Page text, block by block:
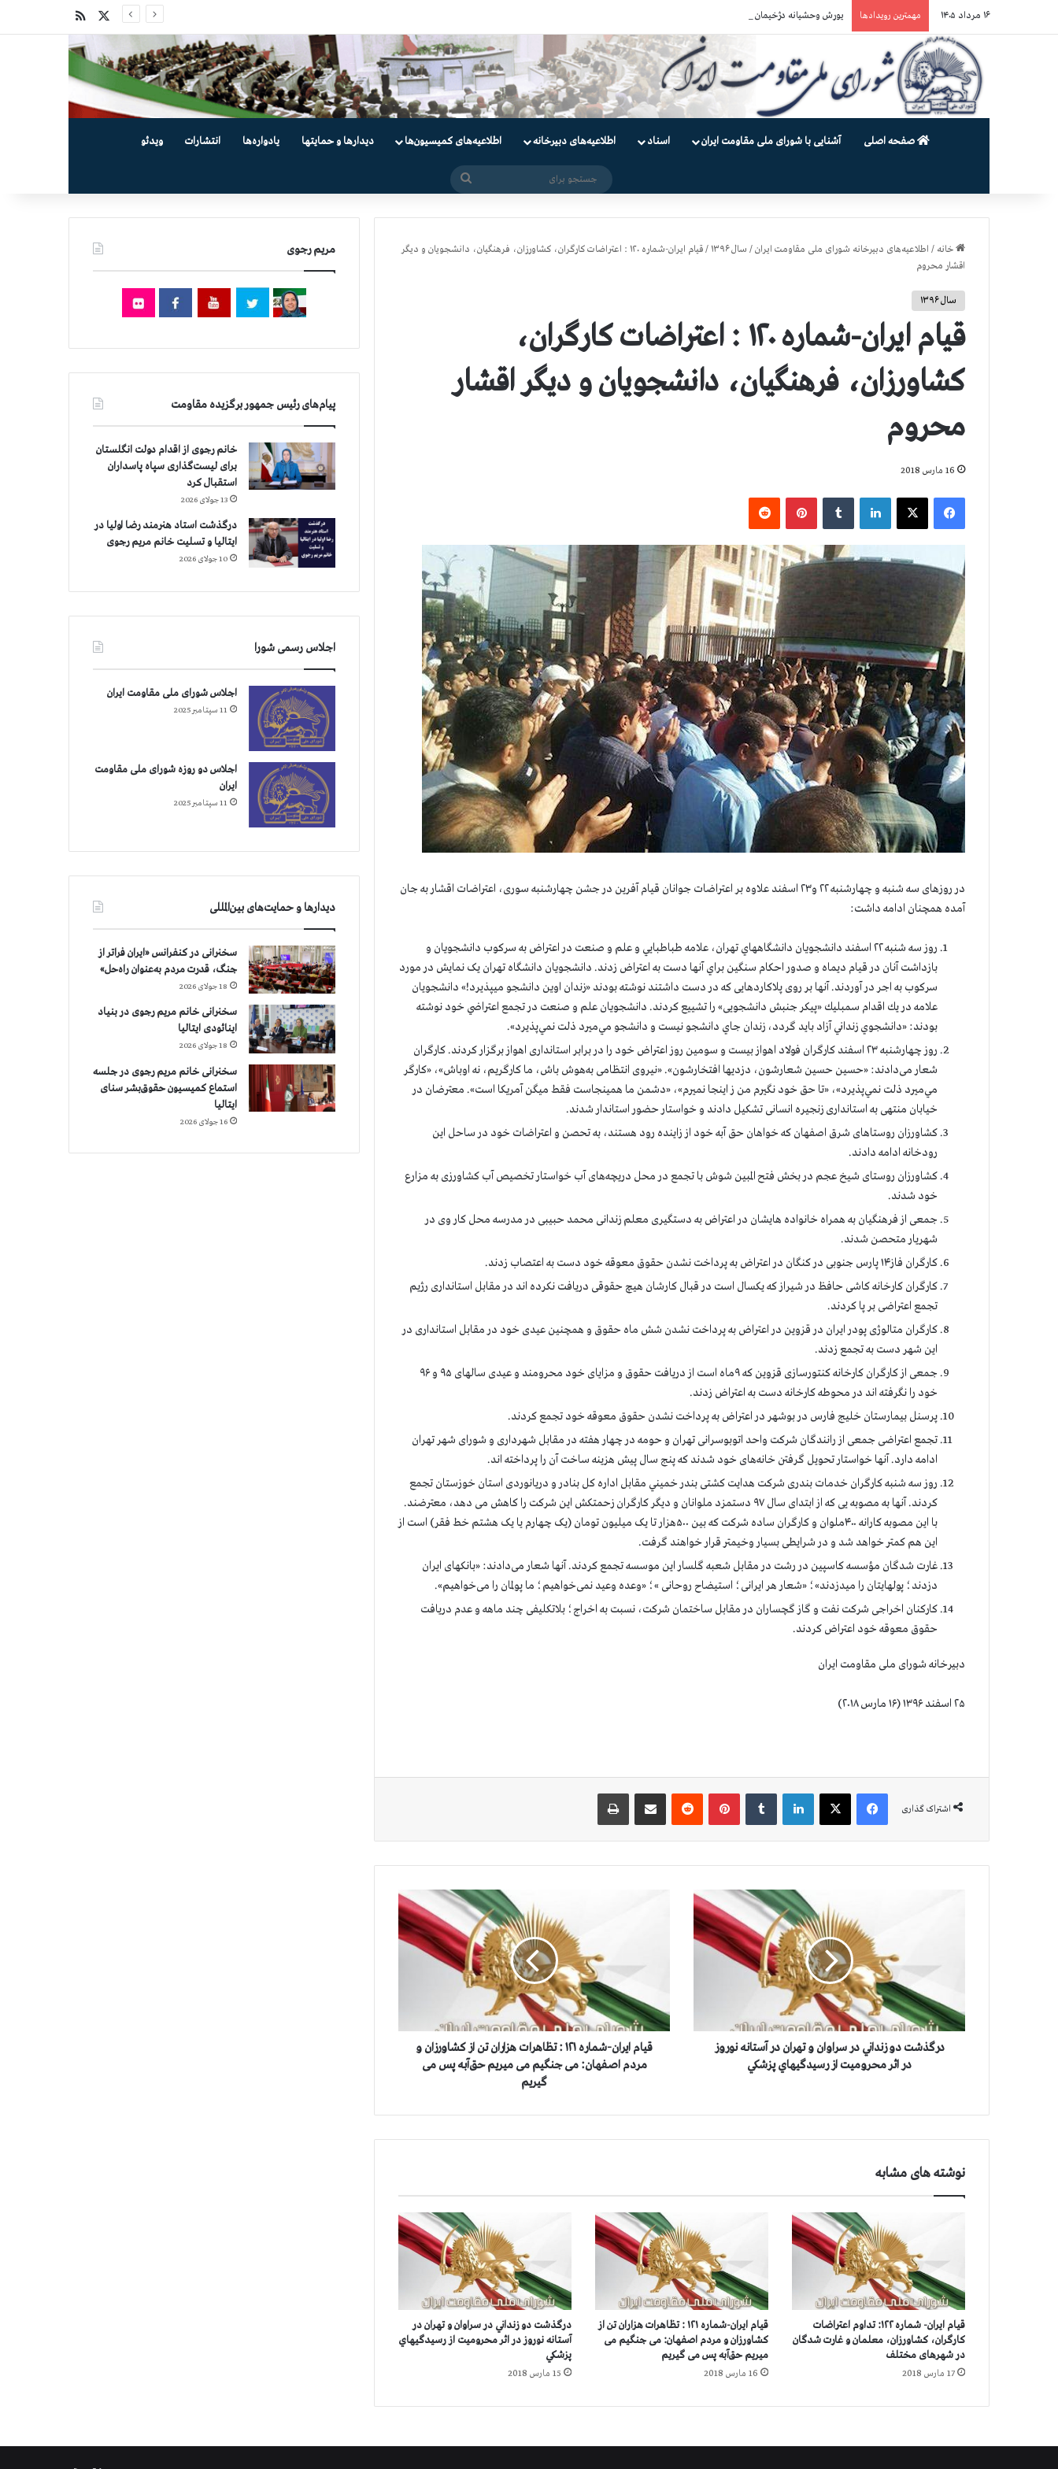
۱۶ مرداد ۱۴۰۵ مهمترین رویدادها یورش وحشیانه دژخیمان رژیم آخوندی به بند ۷ زندان اوین و ضرب‌وجرح زندانیان سیاسی
صفحه اصلی آشنایی با شورای ملی مقاومت ایران اسناد اطلاعیه‌های دبیرخانه اطلاعیه‌های کمیسیون‌‌ها دیدارها و حمایتها یادواره‌ها انتشارات ویدئو
خانه / اطلاعیه‌های دبیرخانه شورای ملی مقاومت ایران/ سال ۱۳۹۶ /
قیام ایران-شماره ۱۲۰ : اعتراضات کارگران، کشاورزان، فرهنگیان، دانشجویان و دیگر
اقشار محروم
سال ۱۳۹۶
قیام ایران-شماره ۱۲۰ : اعتراضات کارگران،
کشاورزان، فرهنگیان، دانشجویان و دیگر اقشار
محروم
16 مارس 2018
فیس بوک X ‫پین‌ترست
در روزهای سه شنبه و چهارشنبه ۲۲ و۲۳ اسفند علاوه بر اعتراضات جوانان قیام آفرین در جشن چهارشنبه سوری، اعتراضات اقشار به جان
آمده همچنان ادامه داشت:
روز سه شنبه ۲۲ اسفند دانشجويان دانشگاههاي تهران، علامه طباطبايي و علم و صنعت در اعتراض به سركوب دانشجويان و
بازداشت آنان در قیام دیماه و صدور احکام سنگین براي آنها دست به اعتراض زدند. دانشجويان دانشگاه تهران یک نمایش در مورد
سرکوب به اجر در آوردند. آنها بر روی پلاکاردهایی که در دست داشتند نوشته بودند «زندان اوين دانشجو ميپذيرد!» دانشجویان
علامه در يك اقدام سمبليك «پیکر جنبش دانشجویی» را تشييع کردند. دانشجويان علم و صنعت در تجمع اعتراضي خود نوشته
بودند: «دانشجوي زنداني آزاد بايد گردد، زندان جاي دانشجو نيست و دانشجو مي‌ميرد ذلت نمي‌پذيرد».
روز چهارشنبه ۲۳ اسفند کارگران فولاد اهواز بیست و سومین روز اعتراض خود را در برابر استانداری اهواز برگزار کردند. کارگران
شعار می‌دادند: «حسین حسین شعارشون، دزدیها افتخارشون». «نیروی انتظامی به‌هوش باش، ما کارگریم، نه اوباش»، «كارگر
مي‌ميرد ذلت نمي‌پذيرد»، «تا حق خود نگيرم من ز اينجا نميرم»، «دشمن ما همينجاست فقط ميگن آمريكا است». معترضان در
خیابان منتهی به استانداری زنجیره انسانی تشکیل دادند و خواستار حضور استاندار شدند.
کشاورزان روستاهای شرق اصفهان که خواهان حق آبه خود از زاینده رود هستند، به تحصن و اعتراضات خود در ساحل این
رودخانه ادامه دادند.
کشاورزان روستای شیخ عجم در بخش فتح المبین شوش با تجمع در محل دریچه‌های آب خواستار تخصیص آب کشاورزی به مزارع
خود شدند.
جمعی از فرهنگیان به همراه خانواده هایشان در اعتراض به دستگیری معلم زندانی محمد حبیبی در مدرسه محل کار وی در
شهریار متحصن شدند.
کارگران فاز۱۴ پارس جنوبی در کنگان در اعتراض به پرداخت نشدن حقوق معوقه خود دست به اعتصاب زدند.
کارگران کارخانه کاشی حافظ در شیراز که یکسال است در قبال کارشان هیچ حقوقی دریافت نکرده اند در مقابل استانداری رژیم
تجمع اعتراضی بر پا کردند.
کارگران متالوژی پودر ایران در قزوین در اعتراض به پرداخت نشدن شش ماه حقوق و همچنین عیدی خود در مقابل استانداری در
این شهر دست به تجمع زدند.
جمعی از کارگران کارخانه کنتورسازی قزوین که ۹ماه است از دریافت حقوق و مزایای خود محرومند و عیدی سالهای ۹۵ و ۹۶
خود را نگرفته اند در محوطه کارخانه دست به اعتراض زدند.
پرسنل بیمارستان خلیج فارس در بوشهر در اعتراض به پرداخت نشدن حقوق معوقه خود تجمع کردند.
تجمع اعتراضی جمعی از رانندگان شرکت واحد اتوبوسرانی تهران و حومه در چهار هفته در مقابل شهرداری و شورای شهر تهران
ادامه دارد. آنها خواستار تحویل گرفتن خانه‌های خود شدند که پنج سال پیش هزینه ساخت آن را پرداخته اند.
روز سه شنبه کارگران خدمات بندری شرکت هدایت کشتی بندر خميني مقابل اداره کل بنادر و دریانوردی استان خوزستان تجمع
کردند. آنها به مصوبه ‌یی که از ابتدای سال ۹۷ دستمزد ملوانان و دیگر کارگران زحمتکش این شركت را کاهش می دهد، معترضند.
با این مصوبه کارانه ۴۰۰ملوان و کارگران ساده شرکت که بین ۵۰۰هزار تا یک میلیون تومان (یک چهارم یا یک هشتم خط فقر) است از
این هم کمتر خواهد شد و در شرایطی بسیار وخیمتر قرار خواهند گرفت.
غارت ‌شدگان مؤسسه کاسپین در رشت در مقابل شعبه گلسار این موسسه تجمع کردند. آنها شعار می‌دادند: «بانکهای ایران
دزدند؛ پولهایتان را میدزدند»؛ «شعار هر ایرانی؛ استیضاح روحانی »؛ «وعده وعید نمی‌خواهیم؛ ما پولمان را می‌خواهیم».
كارکنان اخراجی شرکت نفت و گاز گچساران در مقابل ساختمان شرکت، نسبت به اخراج؛ بلاتکلیفی چند ماهه و عدم دریافت
حقوق معوقه خود اعتراض کردند.
دبیرخانه شورای ملی مقاومت ایران
۲۵ اسفند ۱۳۹۶ (۱۶ مارس ۲۰۱۸)
اشتراک گذاری
فیس بوک X ‫پین‌ترست ‫رددیت
و
ز
ي
ر
ا
ه
ر
ا
ن
د
ر
س
ا
درگذشت دو زنداني در سراوان و تهران در آستانه نوروز
در اثر محروميت از رسيدگيهاي پزشكي
ا
ن
ر
:
ظ
ا
ه
ر
ا
ت
ه
ز
ا
ن
ن
قیام ایران-شماره ۱۲۱ : تظاهرات هزاران تن از کشاورزان و
مردم اصفهان: می جنگیم می میریم حق‌آبه پس می
گیریم
نوشته های مشابه
قیام ایران- شماره ۱۲۲: تداوم اعتراضات
کارگران، کشاورزان، معلمان و غارت شدگان
در شهرهای مختلف
17 مارس 2018
قیام ایران-شماره ۱۲۱ : تظاهرات هزاران تن از
کشاورزان و مردم اصفهان: می جنگیم می
میریم حق‌آبه پس می گیریم
16 مارس 2018
درگذشت دو زنداني در سراوان و تهران در
آستانه نوروز در اثر محروميت از رسيدگيهاي
پزشكي
15 مارس 2018
مریم رجوی
پیام‌های رئیس جمهور برگزیده مقاومت
خانم رجوی از اقدام دولت انگلستان
برای لیست‌گذاری سپاه پاسداران
استقبال کرد
13 جولای 2026
درگذشت استاد هنرمند رضا اولیا در
ایتالیا و تسلیت خانم مریم رجوی
10 جولای 2026
اجلاس رسمی شورا
اجلاس شورای ملی مقاومت ایران
11 سپتامبر 2025
اجلاس دو روزه شورای ملی مقاومت
ایران
11 سپتامبر 2025
دیدارها و حمایت‌های بین‌المللی
سخنرانی در کنفرانس «ایران فراتر از
جنگ، قدرت مردم به‌عنوان راه‌حل»
18 جولای 2026
سخنرانی خانم مریم رجوی در بنیاد
اینائودی ایتالیا
18 جولای 2026
سخنرانی خانم مریم رجوی در جلسه
استماع کمیسیون حقوق‌بشر سنای
ایتالیا
16 جولای 2026